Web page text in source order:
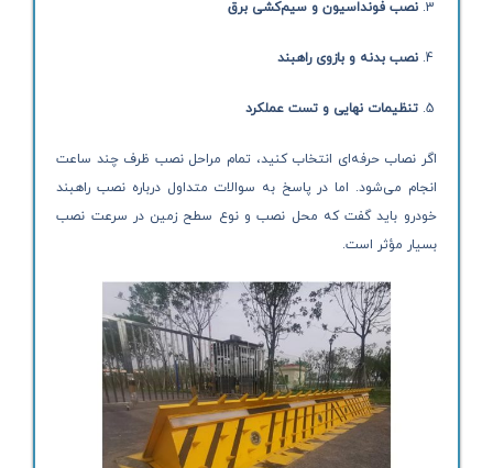
نصب فونداسیون و سیم‌کشی برق
نصب بدنه و بازوی راهبند
تنظیمات نهایی و تست عملکرد
اگر نصاب حرفه‌ای انتخاب کنید، تمام مراحل نصب ظرف چند ساعت
انجام می‌شود. اما در پاسخ به سوالات متداول درباره نصب راهبند
خودرو باید گفت که محل نصب و نوع سطح زمین در سرعت نصب
بسیار مؤثر است.